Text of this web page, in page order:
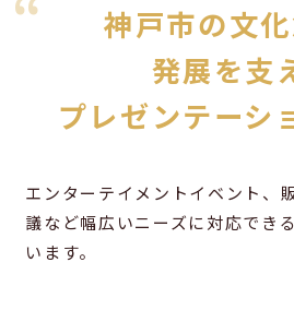
神戸市の文
発展を支
プレゼンテーシ
エンターテイメントイベント、
議など幅広いニーズに対応でき
います。